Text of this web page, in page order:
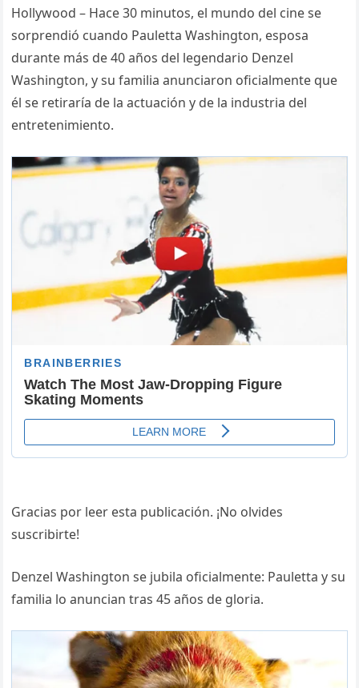
Hollywood – Hace 30 minutos, el mundo del cine se
sorprendió cuando Pauletta Washington, esposa
durante más de 40 años del legendario Denzel
Washington, y su familia anunciaron oficialmente que
él se retiraría de la actuación y de la industria del
entretenimiento.
Gracias por leer esta publicación. ¡No olvides
suscribirte!
Denzel Washington se jubila oficialmente: Pauletta y su
familia lo anuncian tras 45 años de gloria.